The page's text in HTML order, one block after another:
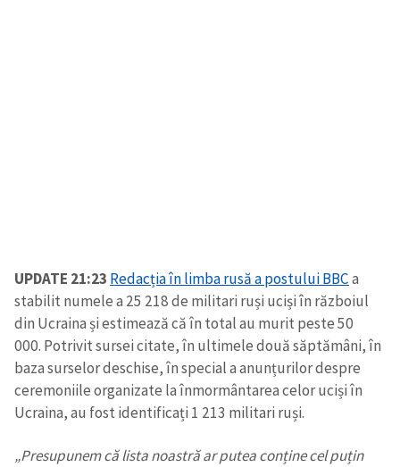
UPDATE 21:23 Redacția în limba rusă a postului BBCa
stabilit numele a 25 218 de militari ruși uciși în războiul
din Ucraina și estimează că în total au murit peste 50
000. Potrivit sursei citate, în ultimele două săptămâni, în
baza surselor deschise, în special a anunțurilor despre
ceremoniile organizate la înmormântarea celor uciși în
Ucraina, au fost identificați 1 213 militari ruși.
„Presupunem că lista noastră ar putea conține cel puțin